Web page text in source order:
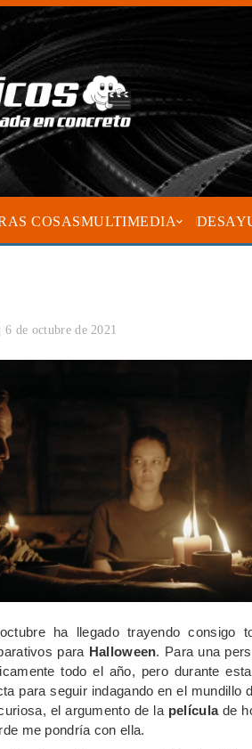
COSASMULTIMEDIA
6 de octubre de 2021
ha llegado trayendo consigo
para Halloween. Para una
todo el año, pero durante
para seguir indagando en el mundillo
el argumento de la películade
me pondría con ella.